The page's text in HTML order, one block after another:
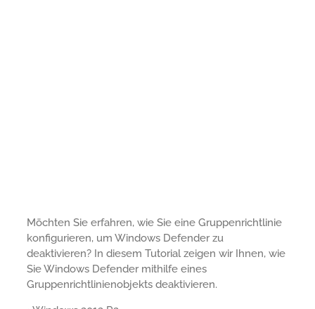
Möchten Sie erfahren, wie Sie eine Gruppenrichtlinie
konfigurieren, um Windows Defender zu
deaktivieren? In diesem Tutorial zeigen wir Ihnen, wie
Sie Windows Defender mithilfe eines
Gruppenrichtlinienobjekts deaktivieren.